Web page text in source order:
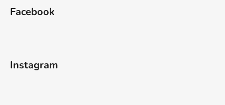
Facebook
Instagram